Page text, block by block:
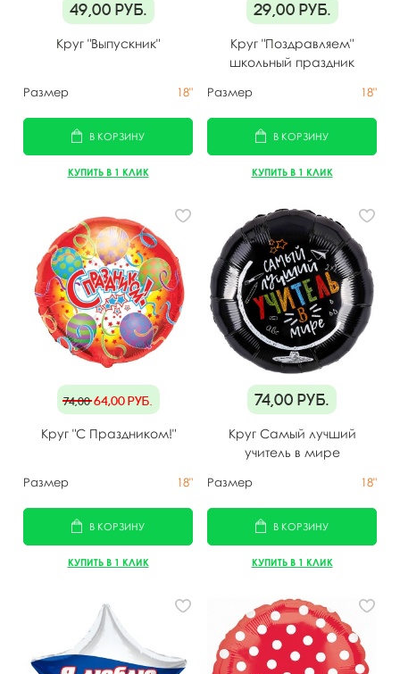
49,00 руб.
Круг "Выпускник"
Размер 18"
В КОРЗИНУ
КУПИТЬ В 1 КЛИК
29,00 руб.
Круг "Поздравляем"
школьный праздник
Размер 18"
В КОРЗИНУ
КУПИТЬ В 1 КЛИК
74,0064,00руб.
Круг "С Праздником!"
Размер 18"
В КОРЗИНУ
КУПИТЬ В 1 КЛИК
74,00 руб.
Круг Самый лучший
учитель в мире
Размер 18"
В КОРЗИНУ
КУПИТЬ В 1 КЛИК